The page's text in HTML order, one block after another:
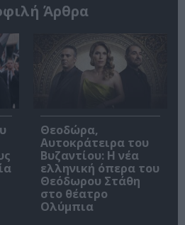
Άρθρα
Θεοδώρα,
Αυτοκράτειρα του
Βυζαντίου: Η νέα
ελληνική όπερα του
Θεόδωρου Στάθη
στο θέατρο
Ολύμπια